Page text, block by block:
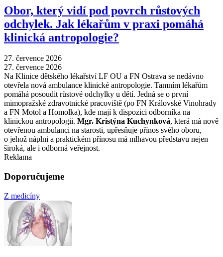
Obor, který vidí pod povrch růstových
odchylek. Jak lékařům v praxi pomáhá
klinická antropologie?
27. července 2026
27. července 2026
Na Klinice dětského lékařství LF OU a FN Ostrava se nedávno
otevřela nová ambulance klinické antropologie. Tamním lékařům
pomáhá posoudit růstové odchylky u dětí. Jedná se o první
mimopražské zdravotnické pracoviště (po FN Královské Vinohrady
a FN Motol a Homolka), kde mají k dispozici odborníka na
klinickou antropologii. Mgr. Kristýna Kuchynková, která má nově
otevřenou ambulanci na starosti, upřesňuje přínos svého oboru,
o jehož náplni a praktickém přínosu má mlhavou představu nejen
široká, ale i odborná veřejnost.
Reklama
Doporučujeme
Z medicíny